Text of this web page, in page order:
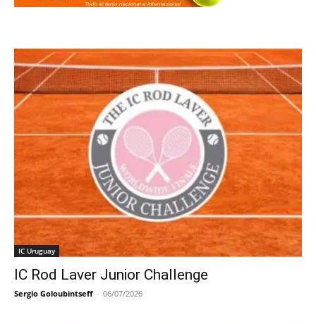
IC Uruguay
IC Rod Laver Junior Challenge
Sergio Goloubintseff - 06/07/2026